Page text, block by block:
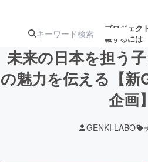
プロジェク
載するには
注目の新着プロ
未来の日本を担う
の魅力を伝える【
企画】
GENKI LABO